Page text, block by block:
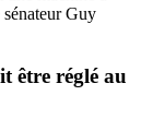
Guy
être réglé au